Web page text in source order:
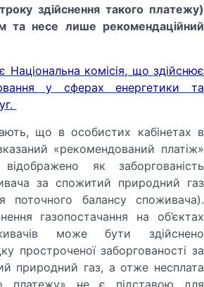
здійснення такого платежу)
та несе лише рекомендаційний
Національна комісія, що здійснює
у сферах енергетики та
.
що в особистих кабінетах в
«рекомендований платіж»
як заборгованість
за спожитий природний газ
поточного балансу споживача).
газопостачання на об’єктах
може бути здійснено
простроченої заборгованості за
природний газ, а отже несплата
платежу» не є підставою для